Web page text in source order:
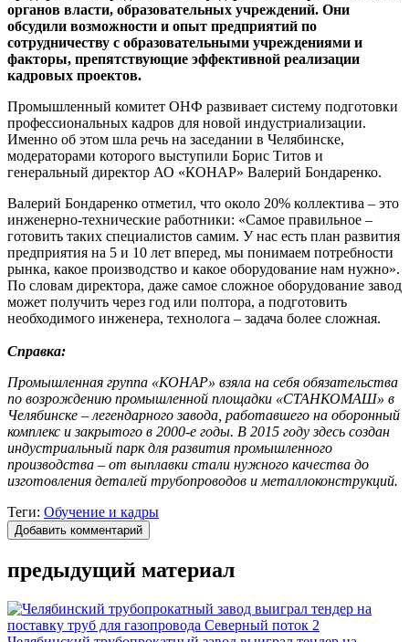
органов власти, образовательных учреждений. Они
обсудили возможности и опыт предприятий по
сотрудничеству с образовательными учреждениями и
факторы, препятствующие эффективной реализации
кадровых проектов.
Промышленный комитет ОНФ развивает систему подготовки
профессиональных кадров для новой индустриализации.
Именно об этом шла речь на заседании в Челябинске,
модераторами которого выступили Борис Титов и
генеральный директор АО «КОНАР» Валерий Бондаренко.
Валерий Бондаренко отметил, что около 20% коллектива – это
инженерно-технические работники: «Самое правильное –
готовить таких специалистов самим. У нас есть план развития
предприятия на 5 и 10 лет вперед, мы понимаем потребности
рынка, какое производство и какое оборудование нам нужно».
По словам директора, даже самое сложное оборудование завод
может получить через год или полтора, а подготовить
необходимого инженера, технолога – задача более сложная.
Справка:
Промышленная группа «КОНАР» взяла на себя обязательства
по возрождению промышленной площадки «СТАНКОМАШ» в
Челябинске – легендарного завода, работавшего на оборонный
комплекс и закрытого в 2000-е годы. В 2015 году здесь создан
индустриальный парк для развития промышленного
производства – от выплавки стали нужного качества до
изготовления деталей трубопроводов и металлоконструкций.
Теги: Обучение и кадры
Добавить комментарий
предыдущий материал